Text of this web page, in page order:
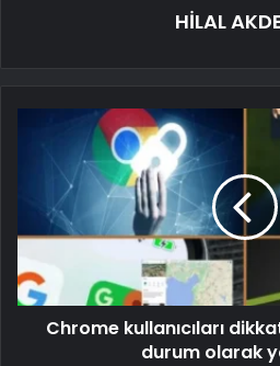
HİLAL
Chrome kullanıcıları
durum olarak